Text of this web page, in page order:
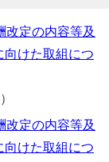
改定の内容等及
向けた取組につ
改定の内容等及
向けた取組につ